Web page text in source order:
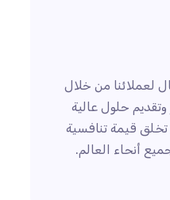
لعملائنا من خلال
وتقديم حلول عالية
قيمة تنافسية
أنحاء العالم.